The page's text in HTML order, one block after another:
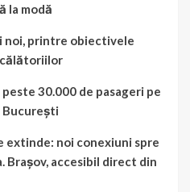
la modă
printre obiectivele
30.000 de pasageri pe
București
extinde: noi conexiuni spre
Brașov, accesibil direct din